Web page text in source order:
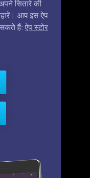
सितारे की
आप इस ऐप
सकते हैं: ऐप स्टोर